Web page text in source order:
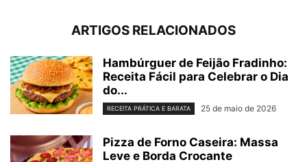
ARTIGOS RELACIONADOS
Hambúrguer de Feijão Fradinho:
Receita Fácil para Celebrar o Dia
do...
RECEITA PRÁTICA E BARATA 25 de maio de 2026
Pizza de Forno Caseira: Massa
Leve e Borda Crocante